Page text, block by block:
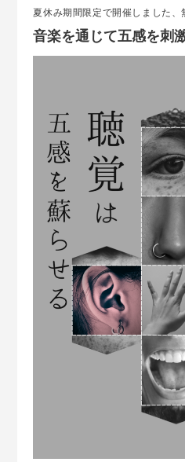
夏休み期間限定で開催しました、
音楽を通じて五感を刺